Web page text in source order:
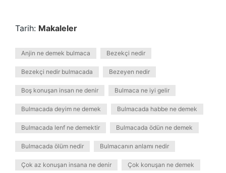
Tarih: Makaleler
Anjin ne demek bulmaca Bezekçi nedir
Bezekçi nedir bulmacada Bezeyen nedir
Boş konuşan insan ne denir Bulmaca ne iyi gelir
Bulmacada deyim ne demek Bulmacada habbe ne demek
Bulmacada lenf ne demektir Bulmacada ödün ne demek
Bulmacada ölüm nedir Bulmacanın anlamı nedir
Çok az konuşan insana ne denir Çok konuşan ne demek